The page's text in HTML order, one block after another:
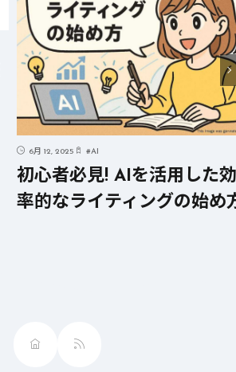
AI
見! AIを活用した効
イティングの始め方
短時
する